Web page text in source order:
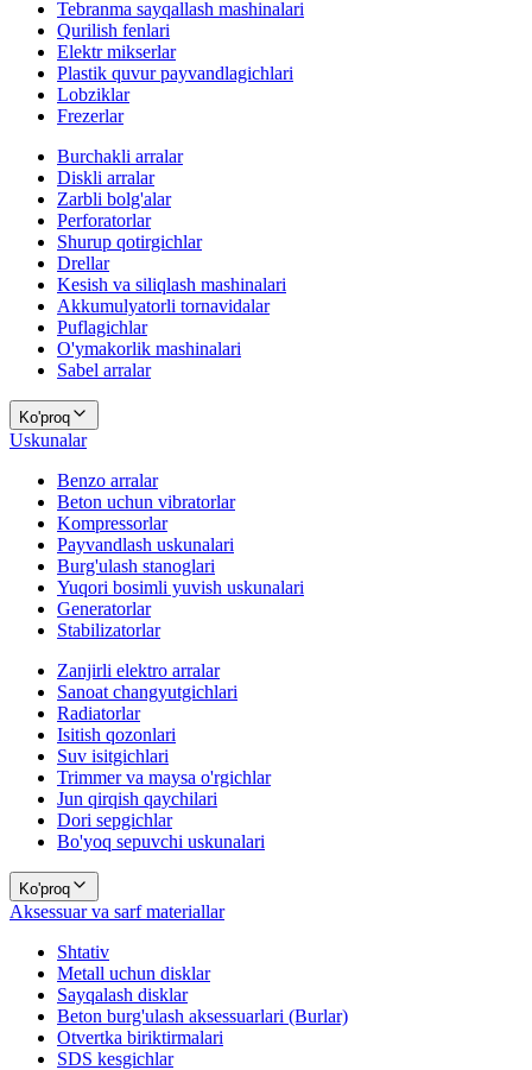
Tebranma sayqallash mashinalari
Qurilish fenlari
Elektr mikserlar
Plastik quvur payvandlagichlari
Lobziklar
Frezerlar
Burchakli arralar
Diskli arralar
Zarbli bolg'alar
Perforatorlar
Shurup qotirgichlar
Drellar
Kesish va siliqlash mashinalari
Akkumulyatorli tornavidalar
Puflagichlar
O'ymakorlik mashinalari
Sabel arralar
Ko'proq
Uskunalar
Benzo arralar
Beton uchun vibratorlar
Kompressorlar
Payvandlash uskunalari
Burg'ulash stanoglari
Yuqori bosimli yuvish uskunalari
Generatorlar
Stabilizatorlar
Zanjirli elektro arralar
Sanoat changyutgichlari
Radiatorlar
Isitish qozonlari
Suv isitgichlari
Trimmer va maysa o'rgichlar
Jun qirqish qaychilari
Dori sepgichlar
Bo'yoq sepuvchi uskunalari
Ko'proq
Aksessuar va sarf materiallar
Shtativ
Metall uchun disklar
Sayqalash disklar
Beton burg'ulash aksessuarlari (Burlar)
Otvertka biriktirmalari
SDS kesgichlar